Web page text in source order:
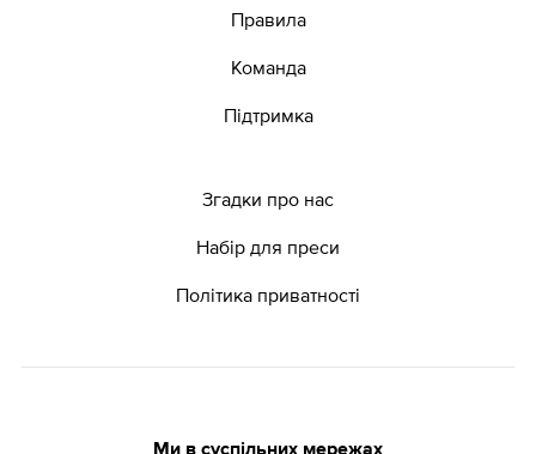
Правила
Команда
Підтримка
Згадки про нас
Набір для преси
Політика приватності
Ми в суспільних мережах